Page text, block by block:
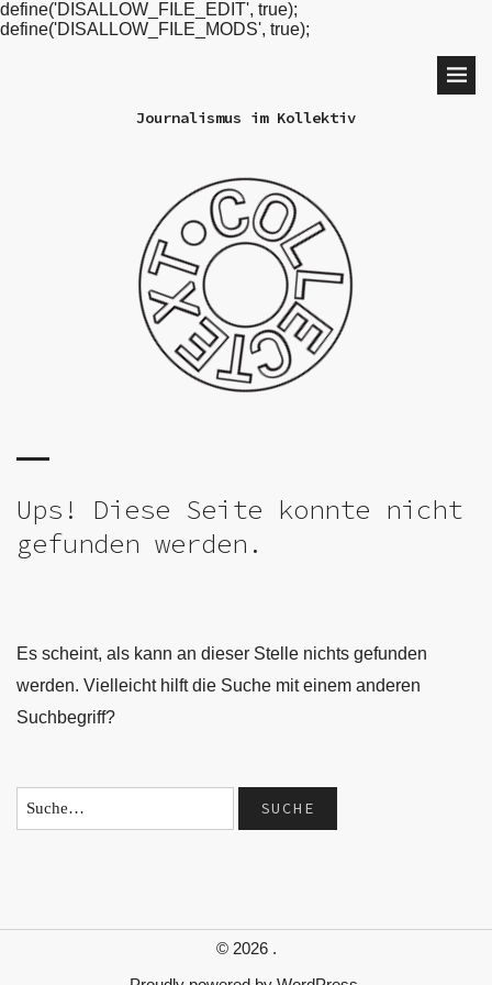
define('DISALLOW_FILE_EDIT', true);
define('DISALLOW_FILE_MODS', true);
Journalismus im Kollektiv
Ups! Diese Seite konnte nicht
gefunden werden.
Es scheint, als kann an dieser Stelle nichts gefunden
werden. Vielleicht hilft die Suche mit einem anderen
Suchbegriff?
© 2026 .